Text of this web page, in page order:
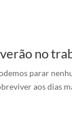
no
parar
aos dias